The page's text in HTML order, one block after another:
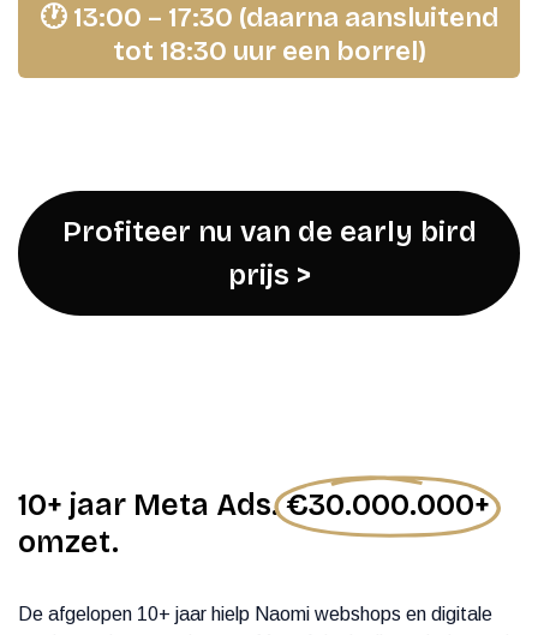
🕐 13:00 – 17:30 (daarna aansluitend
tot 18:30 uur een borrel)
Profiteer nu van de early bird
prijs >
10+ jaar Meta Ads.€30.000.000+
omzet.
De afgelopen 10+ jaar hielp Naomi webshops en digitale